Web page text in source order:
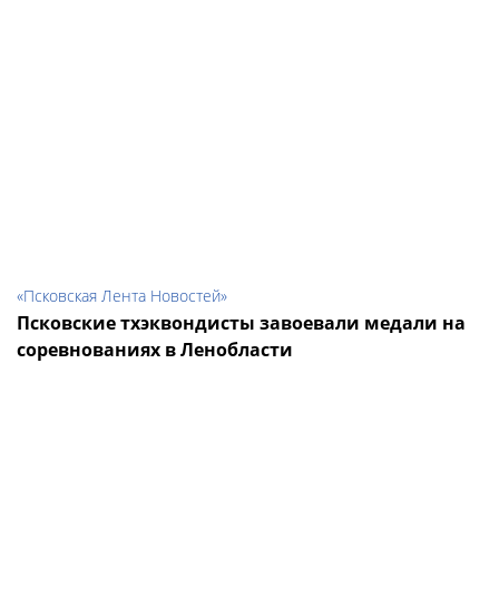
«Псковская Лента Новостей»
Псковские тхэквондисты завоевали медали на
соревнованиях в Ленобласти